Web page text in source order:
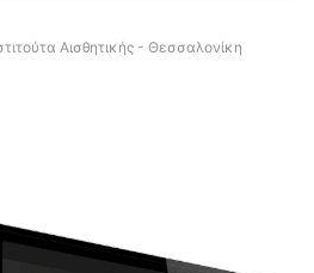
Αισθητικής - Θεσσαλονίκη